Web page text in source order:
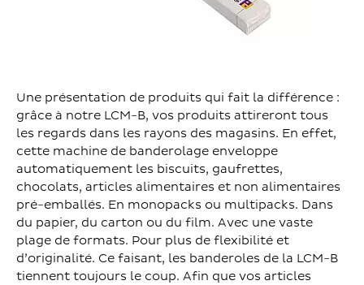
Une présentation de produits qui fait la différence :
grâce à notre LCM-B, vos produits attireront tous
les regards dans les rayons des magasins. En effet,
cette machine de banderolage enveloppe
automatiquement les biscuits, gaufrettes,
chocolats, articles alimentaires et non alimentaires
pré-emballés. En monopacks ou multipacks. Dans
du papier, du carton ou du film. Avec une vaste
plage de formats. Pour plus de flexibilité et
d’originalité. Ce faisant, les banderoles de la LCM-B
tiennent toujours le coup. Afin que vos articles